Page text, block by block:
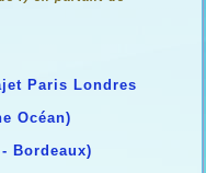
Paris Londres
Océan)
Bordeaux)